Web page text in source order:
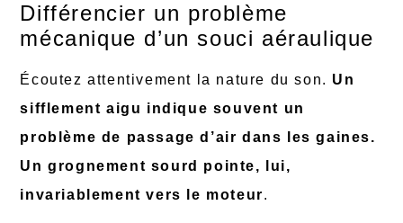
Différencier un problème
mécanique d’un souci aéraulique
Écoutez attentivement la nature du son. Un
sifflement aigu indique souvent un
problème de passage d’air dans les gaines.
Un grognement sourd pointe, lui,
invariablement vers le moteur.